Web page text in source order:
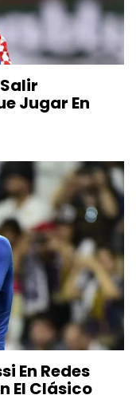
Jugar En
En Redes
El Clásico